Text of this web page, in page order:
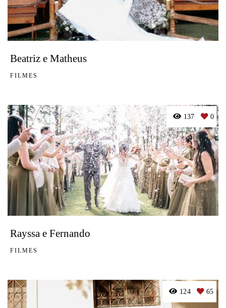
Beatriz e Matheus
FILMES
Rayssa e Fernando
FILMES
137 0
124 65